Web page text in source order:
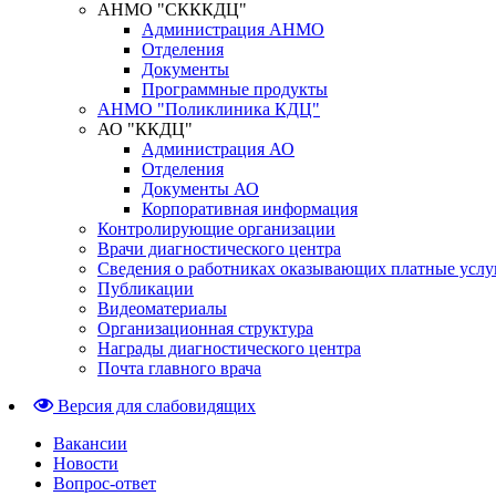
АНМО "СКККДЦ"
Администрация АНМО
Отделения
Документы
Программные продукты
АНМО "Поликлиника КДЦ"
АО "ККДЦ"
Администрация АО
Отделения
Документы АО
Корпоративная информация
Контролирующие организации
Врачи диагностического центра
Сведения о работниках оказывающих платные
Публикации
Видеоматериалы
Организационная структура
Награды диагностического центра
Почта главного врача
Версия для слабовидящих
Вакансии
Новости
Вопрос-ответ